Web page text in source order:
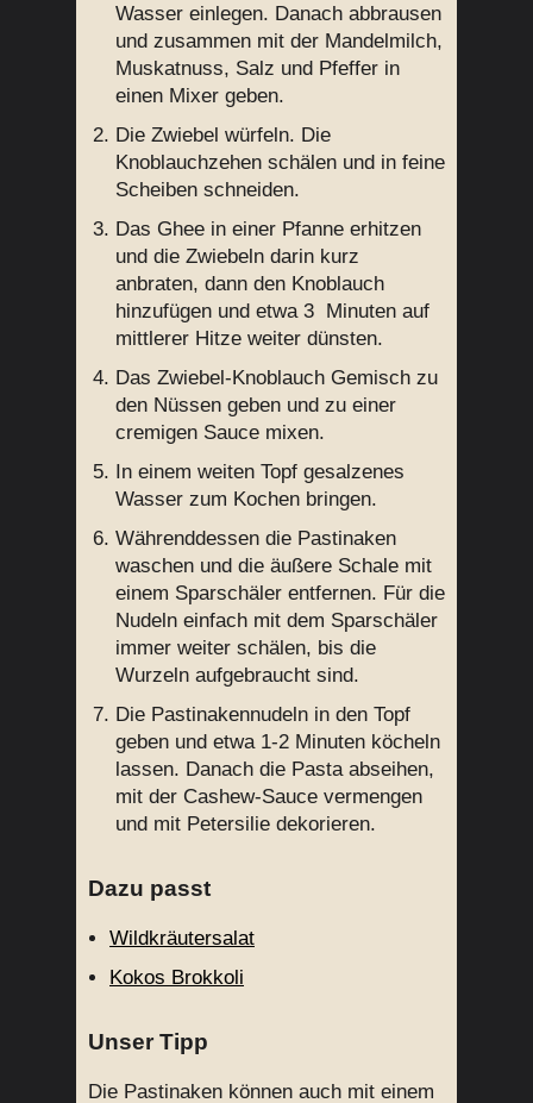
Wasser einlegen. Danach abbrausen
und zusammen mit der Mandelmilch,
Muskatnuss, Salz und Pfeffer in
einen Mixer geben.
Die Zwiebel würfeln. Die
Knoblauchzehen schälen und in feine
Scheiben schneiden.
Das Ghee in einer Pfanne erhitzen
und die Zwiebeln darin kurz
anbraten, dann den Knoblauch
hinzufügen und etwa 3 Minuten auf
mittlerer Hitze weiter dünsten.
Das Zwiebel-Knoblauch Gemisch zu
den Nüssen geben und zu einer
cremigen Sauce mixen.
In einem weiten Topf gesalzenes
Wasser zum Kochen bringen.
Währenddessen die Pastinaken
waschen und die äußere Schale mit
einem Sparschäler entfernen. Für die
Nudeln einfach mit dem Sparschäler
immer weiter schälen, bis die
Wurzeln aufgebraucht sind.
Die Pastinakennudeln in den Topf
geben und etwa 1-2 Minuten köcheln
lassen. Danach die Pasta abseihen,
mit der Cashew-Sauce vermengen
und mit Petersilie dekorieren.
Dazu passt
Wildkräutersalat
Kokos Brokkoli
Unser Tipp
Die Pastinaken können auch mit einem